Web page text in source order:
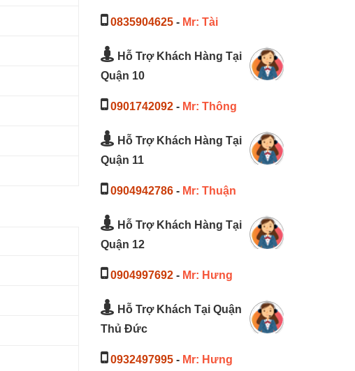
0835904625- Mr: Tài
Hỗ Trợ Khách Hàng Tại
Quận 10
0901742092- Mr: Thông
Hỗ Trợ Khách Hàng Tại
Quận 11
0904942786- Mr: Thuận
Hỗ Trợ Khách Hàng Tại
Quận 12
0904997692- Mr: Hưng
Hỗ Trợ Khách Tại Quận
Thủ Đức
0932497995- Mr: Hưng